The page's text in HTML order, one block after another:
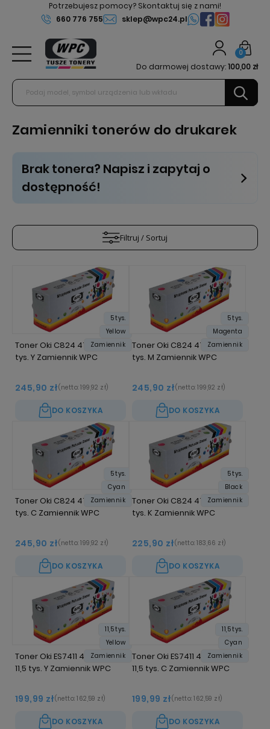
Potrzebujesz pomocy? Skontaktuj się z nami!
660 776 755
sklep@wpc24.pl
0
Do darmowej dostawy:100,00 zł
Zamienniki tonerów do drukarek
Brak tonera? Napisz i zapytaj o
dostępność!
Filtruj / Sortuj
Toner Oki C824 47095701 5
tys. Y Zamiennik WPC
245,90 zł(netto: 199,92 zł)
DO KOSZYKA
5 tys.
Yellow
Zamiennik
Toner Oki C824 47095702 5
tys. M Zamiennik WPC
245,90 zł(netto: 199,92 zł)
DO KOSZYKA
5 tys.
Magenta
Zamiennik
Toner Oki C824 47095703 5
tys. C Zamiennik WPC
245,90 zł(netto: 199,92 zł)
DO KOSZYKA
5 tys.
Cyan
Zamiennik
Toner Oki C824 47095704 5
tys. K Zamiennik WPC
225,90 zł(netto: 183,66 zł)
DO KOSZYKA
5 tys.
Black
Zamiennik
Toner Oki ES7411 44318617
11,5 tys. Y Zamiennik WPC
199,99 zł(netto: 162,59 zł)
DO KOSZYKA
11,5 tys.
Yellow
Zamiennik
Toner Oki ES7411 44318619
11,5 tys. C Zamiennik WPC
199,99 zł(netto: 162,59 zł)
DO KOSZYKA
11,5 tys.
Cyan
Zamiennik